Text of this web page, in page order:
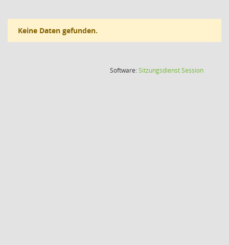
Keine Daten gefunden.
Software:SitzungsdienstSession(Wird in